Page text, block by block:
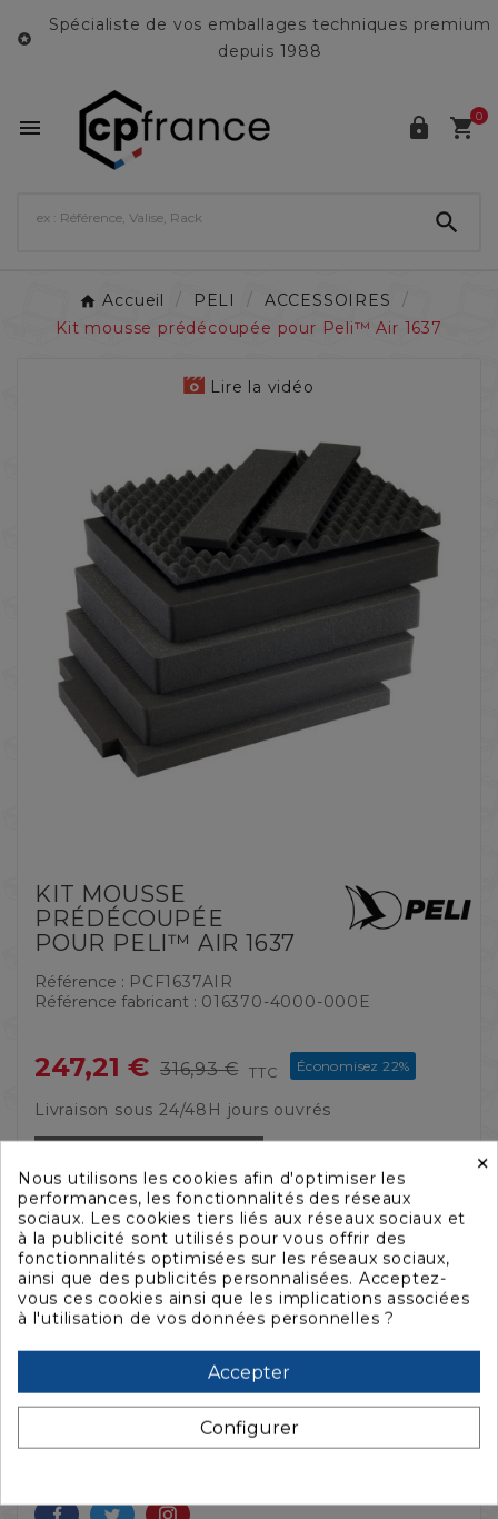

Spécialiste de vos emballages techniques premium
depuis 1988
  0

Accueil PELI
ACCESSOIRES
Kit mousse prédécoupée pour Peli™ Air 1637
Lire la vidéo
KIT MOUSSE
PRÉDÉCOUPÉE
POUR PELI™ AIR 1637
Référence : PCF1637AIR
Référence fabricant : 016370-4000-000E
247,21 € 316,93 € TTC Économisez 22%
Livraison sous 24/48H jours ouvrés
QUANTITÉ :
 AJOUTER AU PANIER
×
Nous utilisons les cookies afin d'optimiser les
performances, les fonctionnalités des réseaux
sociaux. Les cookies tiers liés aux réseaux sociaux et
à la publicité sont utilisés pour vous offrir des
fonctionnalités optimisées sur les réseaux sociaux,
ainsi que des publicités personnalisées. Acceptez-
vous ces cookies ainsi que les implications associées
à l'utilisation de vos données personnelles ?
Accepter
Configurer